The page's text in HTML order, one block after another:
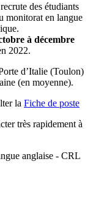
des étudiants
monitorat en langue
à décembre
2022.
d’Italie (Toulon)
(en moyenne).
la Fiche de poste
très rapidement à